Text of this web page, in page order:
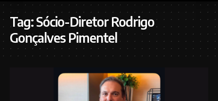
Tag:Sócio-Diretor Rodrigo
Gonçalves Pimentel